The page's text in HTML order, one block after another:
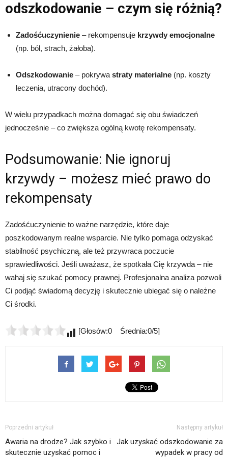
odszkodowanie – czym się różnią?
Zadośćuczynienie – rekompensuje krzywdy emocjonalne
(np. ból, strach, żałoba).
Odszkodowanie – pokrywa straty materialne (np. koszty
leczenia, utracony dochód).
W wielu przypadkach można domagać się obu świadczeń
jednocześnie – co zwiększa ogólną kwotę rekompensaty.
Podsumowanie: Nie ignoruj
krzywdy – możesz mieć prawo do
rekompensaty
Zadośćuczynienie to ważne narzędzie, które daje
poszkodowanym realne wsparcie. Nie tylko pomaga odzyskać
stabilność psychiczną, ale też przywraca poczucie
sprawiedliwości. Jeśli uważasz, że spotkała Cię krzywda – nie
wahaj się szukać pomocy prawnej. Profesjonalna analiza pozwoli
Ci podjąć świadomą decyzję i skutecznie ubiegać się o należne
Ci środki.
[Głosów:0 Średnia:0/5]
Poprzedni artykuł
Awaria na drodze? Jak szybko i
skutecznie uzyskać pomoc i
Następny artykuł
Jak uzyskać odszkodowanie za
wypadek w pracy od